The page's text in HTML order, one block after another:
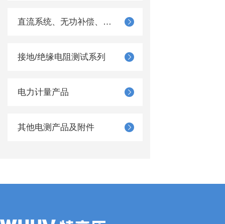
直流系统、无功补偿、电池电机检测仪器
接地/绝缘电阻测试系列
电力计量产品
其他电测产品及附件